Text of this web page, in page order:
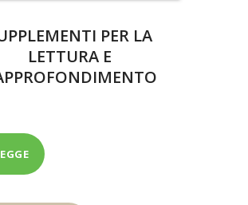
PER LA
LETTURA E